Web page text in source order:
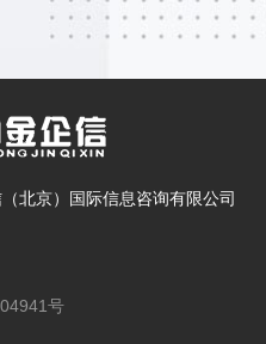
北京）国际信息咨询有限公司
号